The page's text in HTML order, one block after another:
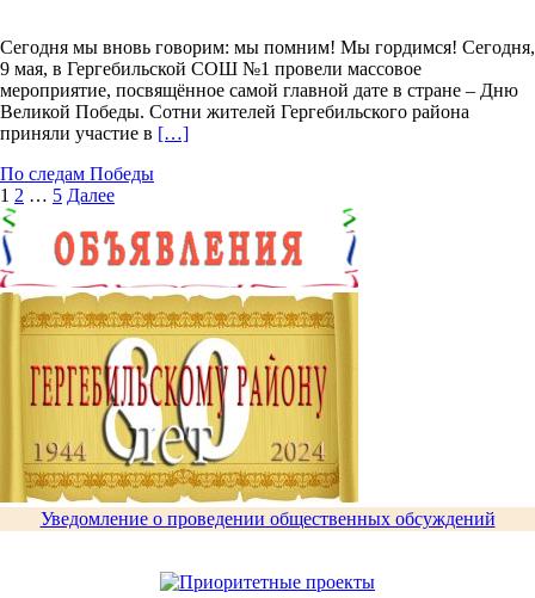
Сегодня мы вновь говорим: мы помним! Мы гордимся! Сегодня,
9 мая, в Гергебильской СОШ №1 провели массовое
мероприятие, посвящённое самой главной дате в стране – Дню
Великой Победы. Сотни жителей Гергебильского района
приняли участие в […]
По следам Победы
Пагинация
записей
1 2 … 5 Далее
Уведомление о проведении общественных обсуждений